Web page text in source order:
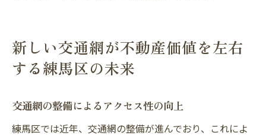
新しい交通網が不動産価値を左右
する練馬区の未来
交通網の整備によるアクセス性の向上
練馬区では近年、交通網の整備が進んでおり、これによ